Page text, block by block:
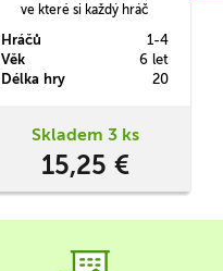
ve které si každý hráč
svoji louku tak, aby vytvořil
co nejdelší řady květin
stejné barvy a získal nejvíc
Hráčů
1-4
Věk
6 let
Délka hry
20
Skladem 3 ks
15,25 €